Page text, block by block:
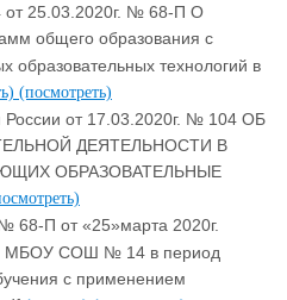
25.03.2020г. № 68-П О
общего образования с
образовательных технологий в
(посмотреть)
от 17.03.2020г. № 104 ОБ
ДЕЯТЕЛЬНОСТИ В
ОБРАЗОВАТЕЛЬНЫЕ
68-П от «25»марта 2020г.
МБОУ СОШ № 14 в период
с применением